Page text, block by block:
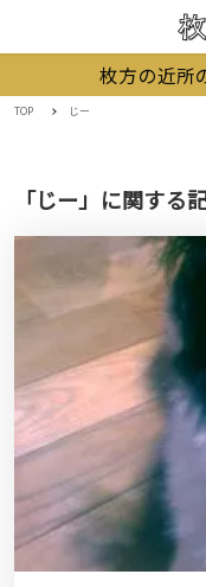
枚方の近所
TOP じー
「じー」に関する